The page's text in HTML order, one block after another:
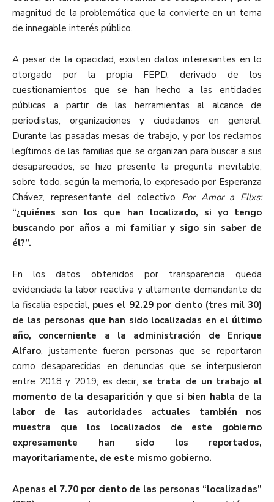
magnitud de la problemática que la convierte en un tema
de innegable interés público.
A pesar de la opacidad, existen datos interesantes en lo
otorgado por la propia FEPD, derivado de los
cuestionamientos que se han hecho a las entidades
públicas a partir de las herramientas al alcance de
periodistas, organizaciones y ciudadanos en general.
Durante las pasadas mesas de trabajo, y por los reclamos
legítimos de las familias que se organizan para buscar a sus
desaparecidos, se hizo presente la pregunta inevitable;
sobre todo, según la memoria, lo expresado por Esperanza
Chávez, representante del colectivo Por Amor a Ellxs:
“¿quiénes son los que han localizado, si yo tengo
buscando por años a mi familiar y sigo sin saber de
él?”.
En los datos obtenidos por transparencia queda
evidenciada la labor reactiva y altamente demandante de
la fiscalía especial, pues el 92.29 por ciento (tres mil 30)
de las personas que han sido localizadas en el último
año, concerniente a la administración de Enrique
Alfaro, justamente fueron personas que se reportaron
como desaparecidas en denuncias que se interpusieron
entre 2018 y 2019; es decir, se trata de un trabajo al
momento de la desaparición y que si bien habla de la
labor de las autoridades actuales también nos
muestra que los localizados de este gobierno
expresamente han sido los reportados,
mayoritariamente, de este mismo gobierno.
Apenas el 7.70 por ciento de las personas “localizadas”